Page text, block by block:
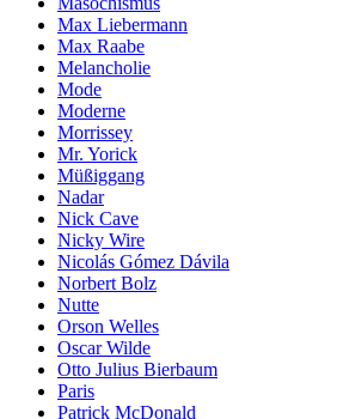
Max Liebermann
Max Raabe
Melancholie
Mode
Moderne
Morrissey
Mr. Yorick
Müßiggang
Nadar
Nick Cave
Nicky Wire
Nicolás Gómez Dávila
Norbert Bolz
Nutte
Orson Welles
Oscar Wilde
Otto Julius Bierbaum
Paris
Patrick McDonald